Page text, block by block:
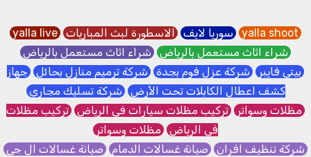
yalla shoot سوريا لايف الاسطورة لبث المباريات yalla live
شراء اثاث مستعمل بالرياض شراء اثاث مستعمل بالرياض
بيتي فايبر شركة عزل فوم بجدة شركة ترميم منازل بحائل جهاز
كشف اعطال الكابلات تحت الأرض شركة تسليك مجاري
مظلات وسواتر تركيب مظلات سيارات في الرياض تركيب مظلات
في الرياض مظلات وسواتر
شركة تنظيف افران صيانة غسالات الدمام صيانة غسالات ال جي